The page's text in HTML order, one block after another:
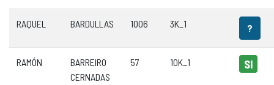
RAQUEL BARDULLAS 1006 3K_1 ?
RAMÓN
BARREIRO
CERNADAS
57 10K_1 SI